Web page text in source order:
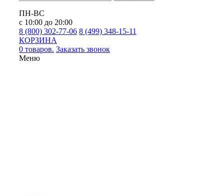
ПН-ВС
с 10:00 до 20:00
8 (800) 302-77-06 8 (499) 348-15-11
КОРЗИНА
0 товаров. Заказать звонок
Меню